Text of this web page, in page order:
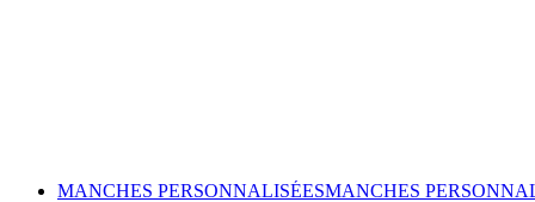
MANCHES PERSONNALISÉESMANCHES